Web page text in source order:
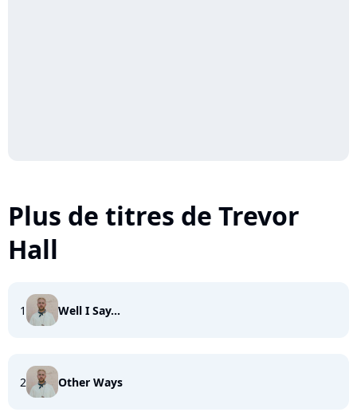
Plus de titres de Trevor
Hall
1 Well I Say...
2 Other Ways